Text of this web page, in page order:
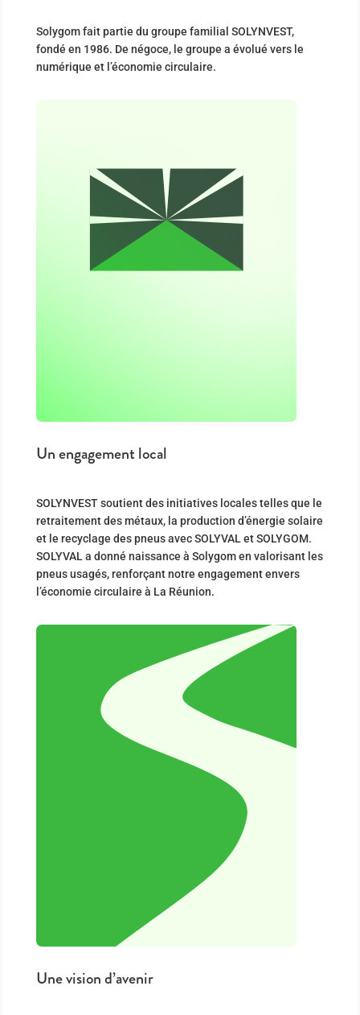
Solygom fait partie du groupe familial SOLYNVEST,
fondé en 1986. De négoce, le groupe a évolué vers le
numérique et l’économie circulaire.
Un engagement local
SOLYNVEST soutient des initiatives locales telles que le
retraitement des métaux, la production d’énergie solaire
et le recyclage des pneus avec SOLYVAL et SOLYGOM.
SOLYVAL a donné naissance à Solygom en valorisant les
pneus usagés, renforçant notre engagement envers
l’économie circulaire à La Réunion.
Une vision d’avenir